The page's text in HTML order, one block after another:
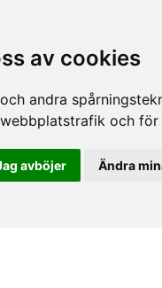
av cookies
andra
och
avböjer Ändra